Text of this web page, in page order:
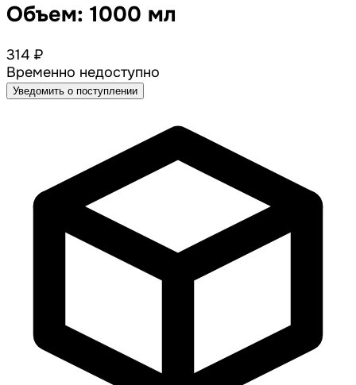
Объем: 1000 мл
314 ₽
Временно недоступно
Уведомить о поступлении